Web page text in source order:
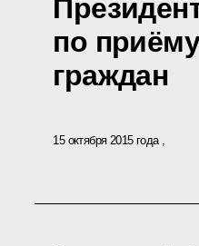
по
граждан
15 октября 2015 года